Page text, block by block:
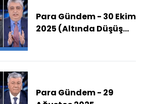
Para Gündem - 30 Ekim
2025 (Altında Düşüş
Para Gündem - 29